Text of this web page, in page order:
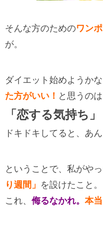
そんな方のためのワン
が。
ダイエット始めようか
た方がいい！ と思うのは
「恋する気持ち」
ドキドキしてると、あ
ということで、私がや
り週間」 を設けたこと。
これ、 侮るなかれ。 本